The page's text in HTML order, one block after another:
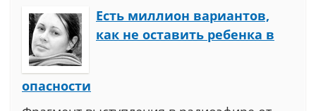
Есть миллион вариантов,
как не оставить ребенка в
опасности